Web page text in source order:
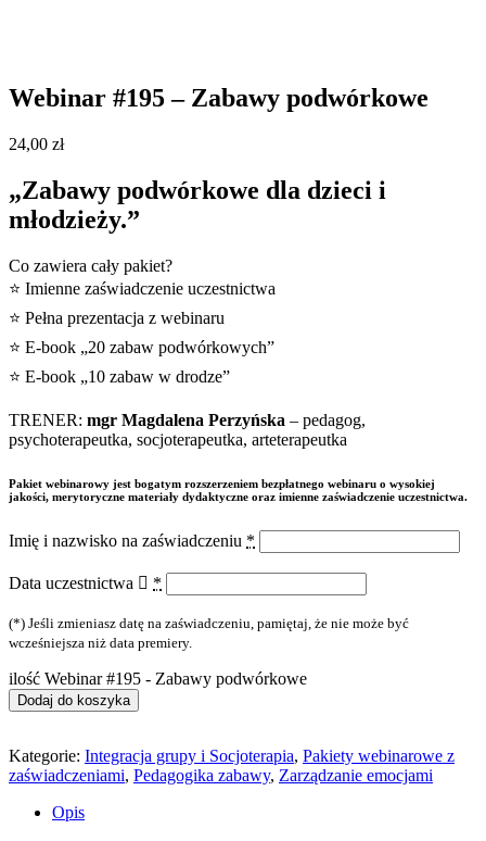
Webinar #195 – Zabawy podwórkowe
24,00 zł
„Zabawy podwórkowe dla dzieci i
młodzieży.”
Co zawiera cały pakiet?
⭐ Imienne zaświadczenie uczestnictwa
⭐ Pełna prezentacja z webinaru
⭐ E-book „20 zabaw podwórkowych”
⭐ E-book „10 zabaw w drodze”
TRENER: mgr Magdalena Perzyńska – pedagog,
psychoterapeutka, socjoterapeutka, arteterapeutka
Pakiet webinarowy jest bogatym rozszerzeniem bezpłatnego webinaru o wysokiej
jakości, merytoryczne materiały dydaktyczne oraz imienne zaświadczenie uczestnictwa.
Imię i nazwisko na zaświadczeniu *
Data uczestnictwa *
(*) Jeśli zmieniasz datę na zaświadczeniu, pamiętaj, że nie może być
wcześniejsza niż data premiery.
ilość Webinar #195 - Zabawy podwórkowe
Dodaj do koszyka
Kategorie: Integracja grupy i Socjoterapia, Pakiety webinarowe z
zaświadczeniami, Pedagogika zabawy, Zarządzanie emocjami
Opis